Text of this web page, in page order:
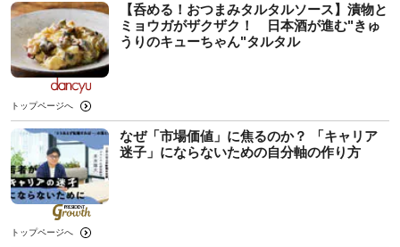
【呑める！おつまみタルタルソース】漬物と
ミョウガがザクザク！ 日本酒が進む"きゅ
うりのキューちゃん"タルタル
トップページへ
なぜ「市場価値」に焦るのか？ 「キャリア
迷子」にならないための自分軸の作り方
トップページへ